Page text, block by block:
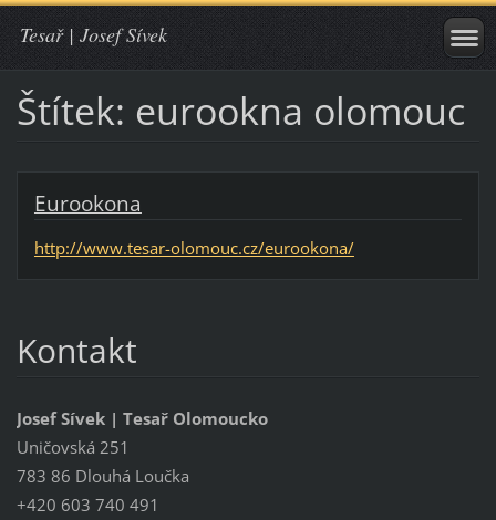
Tesař | Josef Sívek
Štítek: eurookna olomouc
Eurookona
http://www.tesar-olomouc.cz/eurookona/
Kontakt
Josef Sívek | Tesař Olomoucko
Uničovská 251
783 86 Dlouhá Loučka
+420 603 740 491